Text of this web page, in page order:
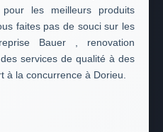
les meilleurs produits
faites pas de souci sur les
Bauer , renovation
services de qualité à des
à la concurrence à Dorieu.